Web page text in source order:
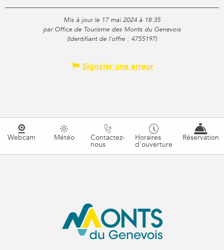
Mis à jour le 17 mai 2024 à 18:35
par Office de Tourisme des Monts du Genevois
(Identifiant de l'offre : 4755197)
Signaler une erreur
Webcam Météo Contactez-
nous
Horaires
d'ouverture
Réservation